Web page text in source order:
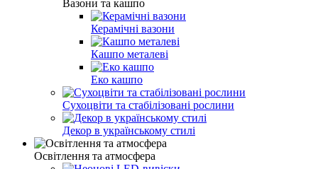
Вазони та кашпо
Керамічні вазони
Кашпо металеві
Еко кашпо
Сухоцвіти та стабілізовані рослини
Декор в українському стилі
Освітлення та атмосфера